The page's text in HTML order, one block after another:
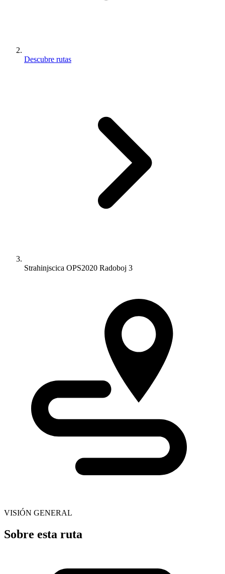
Descubre rutas
Strahinjscica OPS2020 Radoboj 3
VISIÓN GENERAL
Sobre esta ruta